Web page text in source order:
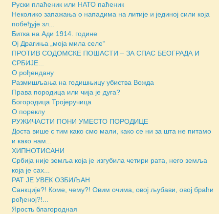
Руски плаћеник или НАТО паћеник
Неколико запажања о нападима на литије и јединој сили која
побеђује зл...
Битка на Ади 1914. године
Ој Драгиња „моја мила селе“
ПРОТИВ СОДОМСКЕ ПОШАСТИ – ЗА СПАС БЕОГРАДА И
СРБИЈЕ...
О рођендану
Размишљања на годишњицу убиства Вожда
Права породица или чија је дуга?
Богородица Тројеручица
О пореклу
РУЖИЧАСТИ ПОНИ УМЕСТО ПОРОДИЦЕ
Доста више с тим како смо мали, како се ни за шта не питамо
и како нам...
ХИПНОТИСАНИ
Србија није земља која је изгубила четири рата, него земља
која је сах...
РАТ ЈЕ УВЕК ОЗБИЉАН
Санкције?! Коме, чему?! Овим очима, овој љубави, овој браћи
рођеној?!...
Ярость благородная